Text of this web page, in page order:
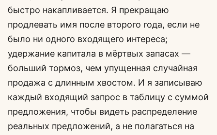
быстро накапливается. Я прекращаю
продлевать имя после второго года, если не
было ни одного входящего интереса;
удержание капитала в мёртвых запасах —
больший тормоз, чем упущенная случайная
продажа с длинным хвостом. И я записываю
каждый входящий запрос в таблицу с суммой
предложения, чтобы видеть распределение
реальных предложений, а не полагаться на